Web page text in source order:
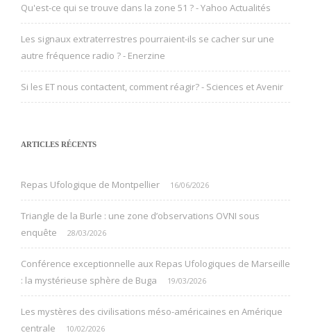
Qu'est-ce qui se trouve dans la zone 51 ? - Yahoo Actualités
Les signaux extraterrestres pourraient-ils se cacher sur une
autre fréquence radio ? - Enerzine
Si les ET nous contactent, comment réagir? - Sciences et Avenir
ARTICLES RÉCENTS
Repas Ufologique de Montpellier 16/06/2026
Triangle de la Burle : une zone d’observations OVNI sous
enquête
28/03/2026
Conférence exceptionnelle aux Repas Ufologiques de Marseille
: la mystérieuse sphère de Buga
19/03/2026
Les mystères des civilisations méso-américaines en Amérique
centrale
10/02/2026